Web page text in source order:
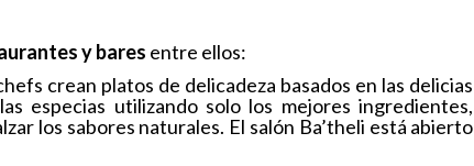
y bares entre ellos:
crean platos de delicadeza basados ​​en las delicias
especias utilizando solo los mejores ingredientes,
los sabores naturales. El salón Ba’theli está abierto